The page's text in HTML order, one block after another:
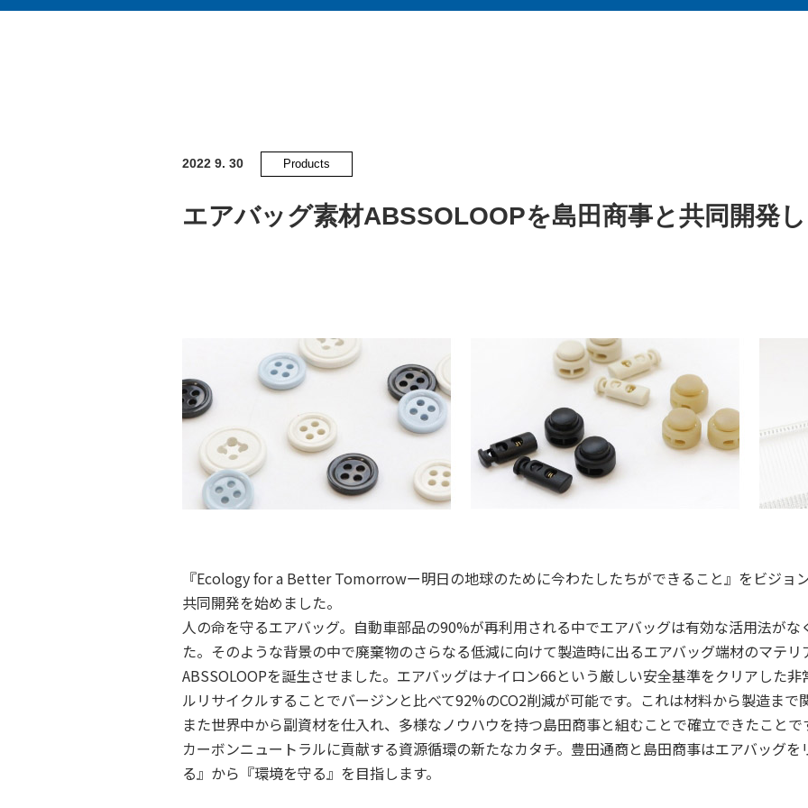
2022 9. 30 Products
エアバッグ素材ABSSOLOOPを島田商事と共同開発
『Ecology for a Better Tomorrowー明日の地球のために今わたしたちができること』をビジョ
共同開発を始めました。
人の命を守るエアバッグ。自動車部品の90%が再利用される中でエアバッグは有効な活用法が
た。そのような背景の中で廃棄物のさらなる低減に向けて製造時に出るエアバッグ端材のマテ
ABSSOLOOPを誕生させました。エアバッグはナイロン66という厳しい安全基準をクリアした
ルリサイクルすることでバージンと比べて92%のCO2削減が可能です。これは材料から製造ま
また世界中から副資材を仕入れ、多様なノウハウを持つ島田商事と組むことで確立できたこと
カーボンニュートラルに貢献する資源循環の新たなカタチ。豊田通商と島田商事はエアバッグ
る』から『環境を守る』を目指します。